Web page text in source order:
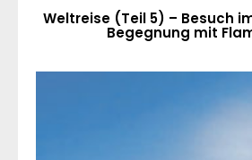
Weltreise (Teil 5) – Besuch
Begegnung mit